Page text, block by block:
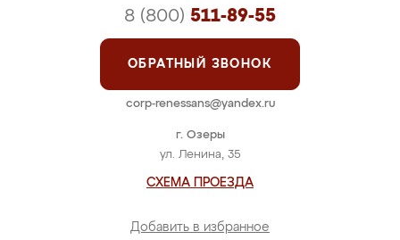
г. Озеры
ул. Ленина, 35
СХЕМА ПРОЕЗДА
Добавить в избранное
8 (800) 511-89-55
ОБРАТНЫЙ ЗВОНОК
corp-renessans@yandex.ru